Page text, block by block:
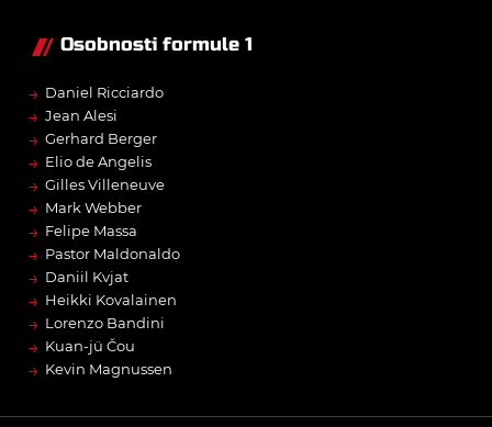
Osobnosti formule 1
→ Daniel Ricciardo
→ Jean Alesi
→ Gerhard Berger
→ Elio de Angelis
→ Gilles Villeneuve
→ Mark Webber
→ Felipe Massa
→ Pastor Maldonaldo
→ Daniil Kvjat
→ Heikki Kovalainen
→ Lorenzo Bandini
→ Kuan-jü Čou
→ Kevin Magnussen